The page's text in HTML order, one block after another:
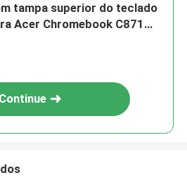
tampa superior do teclado
Acer Chromebook C871
Continue